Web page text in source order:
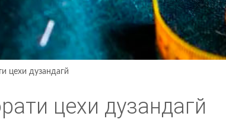
цехи дузандагй
цехи дузандагй